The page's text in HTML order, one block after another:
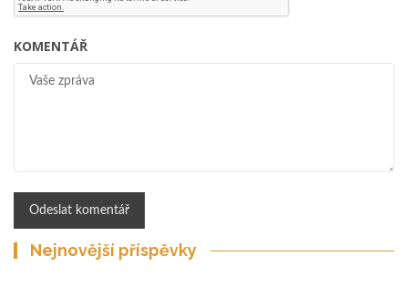
KOMENTÁŘ
Nejnovější příspěvky